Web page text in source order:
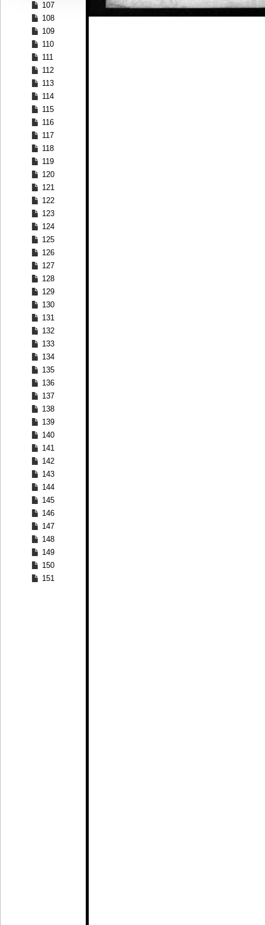
107
108
109
110
111
112
113
114
115
116
117
118
119
120
121
122
123
124
125
126
127
128
129
130
131
132
133
134
135
136
137
138
139
140
141
142
143
144
145
146
147
148
149
150
151